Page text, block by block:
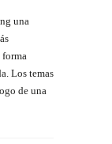
una
forma
Los temas
de una